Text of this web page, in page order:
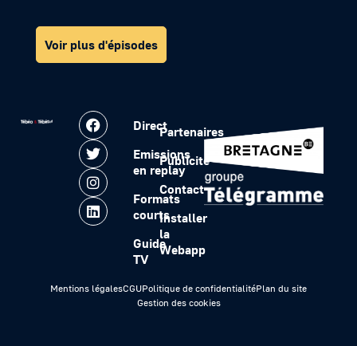
Voir plus d'épisodes
Direct
Emissions
en replay
Formats
courts
Guide
TV
Partenaires
Publicité
Contact
Installer
la
Webapp
Mentions légalesCGUPolitique de confidentialitéPlan du site
Gestion des cookies